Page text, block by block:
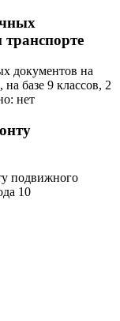
документов на
базе 9 классов, 2
нет
подвижного
10